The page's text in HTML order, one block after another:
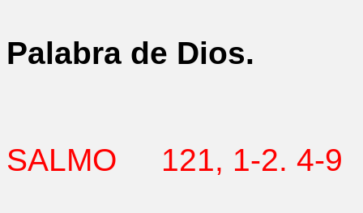
Palabra de Dios.
SALMO 121, 1-2. 4-9